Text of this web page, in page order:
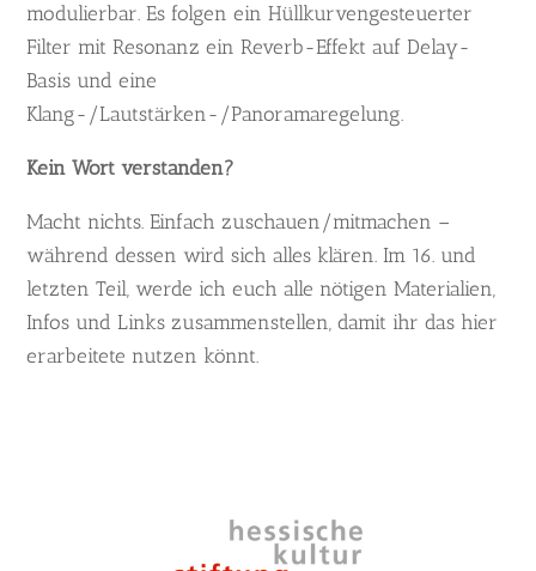
modulierbar. Es folgen ein Hüllkurvengesteuerter
Filter mit Resonanz ein Reverb-Effekt auf Delay-
Basis und eine
Klang-/Lautstärken-/Panoramaregelung.
Kein Wort verstanden?
Macht nichts. Einfach zuschauen/mitmachen –
während dessen wird sich alles klären. Im 16. und
letzten Teil, werde ich euch alle nötigen Materialien,
Infos und Links zusammenstellen, damit ihr das hier
erarbeitete nutzen könnt.